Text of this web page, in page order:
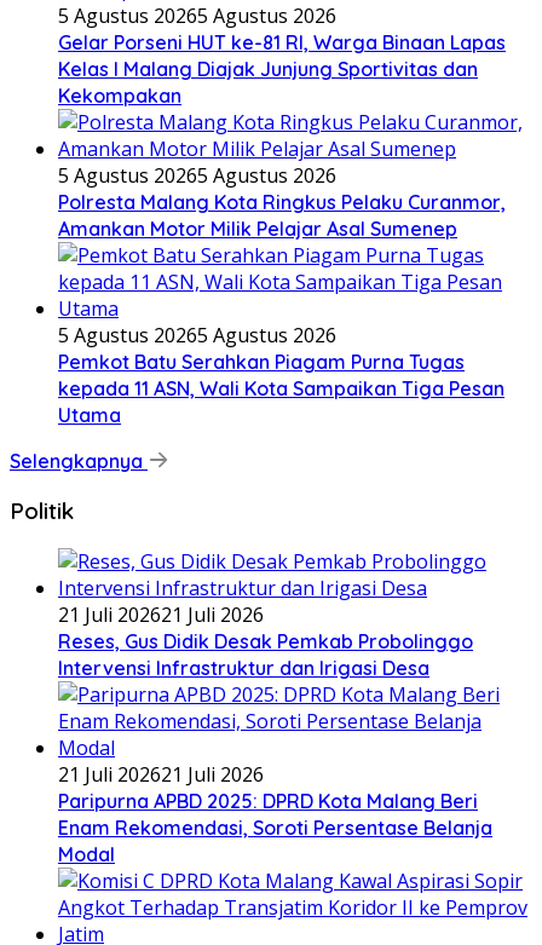
5 Agustus 20265 Agustus 2026
Gelar Porseni HUT ke-81 RI, Warga Binaan Lapas
Kelas I Malang Diajak Junjung Sportivitas dan
Kekompakan
5 Agustus 20265 Agustus 2026
Polresta Malang Kota Ringkus Pelaku Curanmor,
Amankan Motor Milik Pelajar Asal Sumenep
5 Agustus 20265 Agustus 2026
Pemkot Batu Serahkan Piagam Purna Tugas
kepada 11 ASN, Wali Kota Sampaikan Tiga Pesan
Utama
Selengkapnya
Politik
21 Juli 202621 Juli 2026
Reses, Gus Didik Desak Pemkab Probolinggo
Intervensi Infrastruktur dan Irigasi Desa
21 Juli 202621 Juli 2026
Paripurna APBD 2025: DPRD Kota Malang Beri
Enam Rekomendasi, Soroti Persentase Belanja
Modal